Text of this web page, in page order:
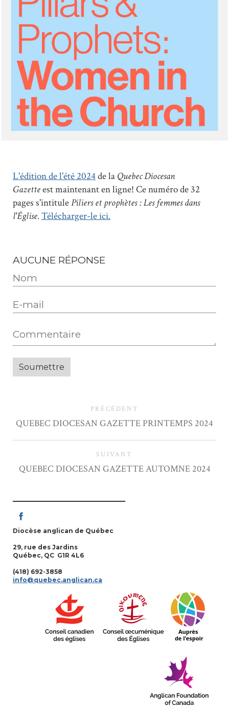
L'édition de l'été 2024de la Quebec Diocesan
Gazetteest maintenant en ligne! Ce numéro de 32
pages s'intitulePiliers et prophètes : Les femmes dans
l'Église.Télécharger-le ici.
AUCUNE RÉPONSE
PRÉCÉDENT
QUEBEC DIOCESAN GAZETTE PRINTEMPS 2024
SUIVANT
QUEBEC DIOCESAN GAZETTE AUTOMNE 2024
Diocèse anglican de Québec
29, rue des Jardins
Québec, QC G1R 4L6
(418) 692-3858
info@quebec.anglican.ca